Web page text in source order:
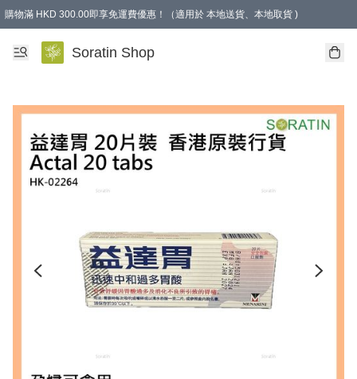
購物滿 HKD 300.00即享免運費優惠！（適用於 本地送貨、本地取貨 )
Soratin Shop